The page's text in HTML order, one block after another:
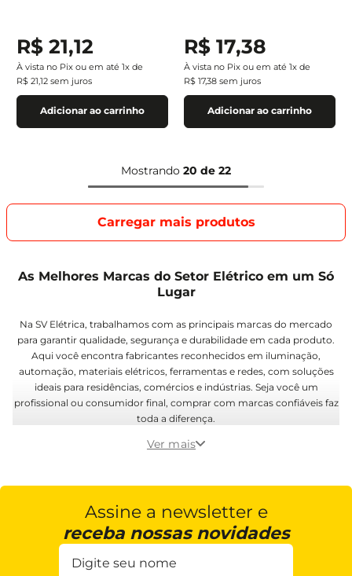
R$ 21,12
À vista no Pix ou em até 1x de
R$ 21,12 sem juros
Adicionar ao carrinho
R$ 17,38
À vista no Pix ou em até 1x de
R$ 17,38 sem juros
Adicionar ao carrinho
Mostrando 20 de 22
As Melhores Marcas do Setor Elétrico em um Só
Lugar
Na SV Elétrica, trabalhamos com as principais marcas do mercado
para garantir qualidade, segurança e durabilidade em cada produto.
Aqui você encontra fabricantes reconhecidos em iluminação,
automação, materiais elétricos, ferramentas e redes, com soluções
ideais para residências, comércios e indústrias. Seja você um
profissional ou consumidor final, comprar com marcas confiáveis faz
toda a diferença.
Ver mais
Assine a newsletter e
receba nossas novidades